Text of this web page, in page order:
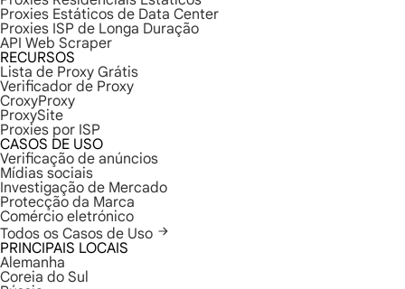
Proxies Estáticos de Data Center
Proxies ISP de Longa Duração
API Web Scraper
RECURSOS
Lista de Proxy Grátis
Verificador de Proxy
CroxyProxy
ProxySite
Proxies por ISP
CASOS DE USO
Verificação de anúncios
Mídias sociais
Investigação de Mercado
Protecção da Marca
Comércio eletrónico
Todos os Casos de Uso
PRINCIPAIS LOCAIS
Alemanha
Coreia do Sul